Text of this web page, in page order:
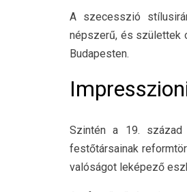
A szecesszió
népszerű, és születtek
Budapesten.
Szintén a 19. század
festőtársainak
valóságot leképező